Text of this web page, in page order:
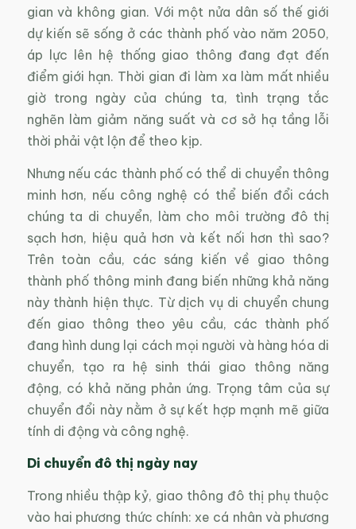
gian và không gian. Với một nửa dân số thế giới
dự kiến sẽ sống ở các thành phố vào năm 2050,
áp lực lên hệ thống giao thông đang đạt đến
điểm giới hạn. Thời gian đi làm xa làm mất nhiều
giờ trong ngày của chúng ta, tình trạng tắc
nghẽn làm giảm năng suất và cơ sở hạ tầng lỗi
thời phải vật lộn để theo kịp.
Nhưng nếu các thành phố có thể di chuyển thông
minh hơn, nếu công nghệ có thể biến đổi cách
chúng ta di chuyển, làm cho môi trường đô thị
sạch hơn, hiệu quả hơn và kết nối hơn thì sao?
Trên toàn cầu, các sáng kiến về giao thông
thành phố thông minh đang biến những khả năng
này thành hiện thực. Từ dịch vụ di chuyển chung
đến giao thông theo yêu cầu, các thành phố
đang hình dung lại cách mọi người và hàng hóa di
chuyển, tạo ra hệ sinh thái giao thông năng
động, có khả năng phản ứng. Trọng tâm của sự
chuyển đổi này nằm ở sự kết hợp mạnh mẽ giữa
tính di động và công nghệ.
Di chuyển đô thị ngày nay
Trong nhiều thập kỷ, giao thông đô thị phụ thuộc
vào hai phương thức chính: xe cá nhân và phương